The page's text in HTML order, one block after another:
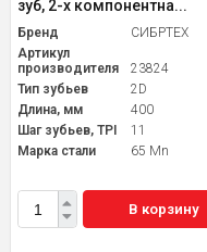
зуб, 2-х компонентна...
Бренд
СИБРТЕХ
Артикул
производителя
23824
Тип зубьев
2D
Длина, мм
400
Шаг зубьев, TPI
11
Марка стали
65 Mn
В корзину